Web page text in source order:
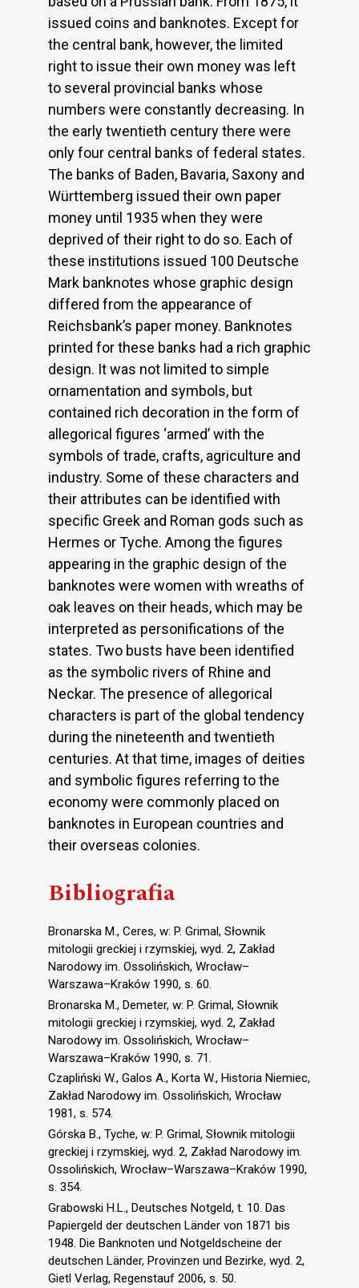
issued coins and banknotes. Except for
the central bank, however, the limited
right to issue their own money was left
to several provincial banks whose
numbers were constantly decreasing. In
the early twentieth century there were
only four central banks of federal states.
The banks of Baden, Bavaria, Saxony and
Württemberg issued their own paper
money until 1935 when they were
deprived of their right to do so. Each of
these institutions issued 100 Deutsche
Mark banknotes whose graphic design
differed from the appearance of
Reichsbank’s paper money. Banknotes
printed for these banks had a rich graphic
design. It was not limited to simple
ornamentation and symbols, but
contained rich decoration in the form of
allegorical figures ‘armed’ with the
symbols of trade, crafts, agriculture and
industry. Some of these characters and
their attributes can be identified with
specific Greek and Roman gods such as
Hermes or Tyche. Among the figures
appearing in the graphic design of the
banknotes were women with wreaths of
oak leaves on their heads, which may be
interpreted as personifications of the
states. Two busts have been identified
as the symbolic rivers of Rhine and
Neckar. The presence of allegorical
characters is part of the global tendency
during the nineteenth and twentieth
centuries. At that time, images of deities
and symbolic figures referring to the
economy were commonly placed on
banknotes in European countries and
their overseas colonies.
Bibliografia
Bronarska M., Ceres, w: P. Grimal, Słownik
mitologii greckiej i rzymskiej, wyd. 2, Zakład
Narodowy im. Ossolińskich, Wrocław–
Warszawa–Kraków 1990, s. 60.
Bronarska M., Demeter, w: P. Grimal, Słownik
mitologii greckiej i rzymskiej, wyd. 2, Zakład
Narodowy im. Ossolińskich, Wrocław–
Warszawa–Kraków 1990, s. 71.
Czapliński W., Galos A., Korta W., Historia Niemiec,
Zakład Narodowy im. Ossolińskich, Wrocław
1981, s. 574.
Górska B., Tyche, w: P. Grimal, Słownik mitologii
greckiej i rzymskiej, wyd. 2, Zakład Narodowy im.
Ossolińskich, Wrocław–Warszawa–Kraków 1990,
s. 354.
Grabowski H.L., Deutsches Notgeld, t. 10. Das
Papiergeld der deutschen Länder von 1871 bis
1948. Die Banknoten und Notgeldscheine der
deutschen Länder, Provinzen und Bezirke, wyd. 2,
Gietl Verlag, Regenstauf 2006, s. 50.